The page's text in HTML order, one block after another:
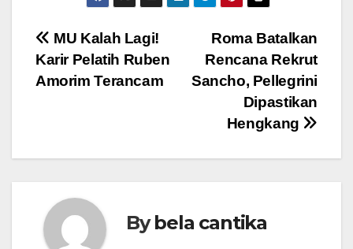
Post
navigation
Roma Batalkan
Rencana Rekrut
Sancho, Pellegrini
Dipastikan
Hengkang
MU Kalah Lagi!
Karir Pelatih Ruben
Amorim Terancam
Bybela cantika